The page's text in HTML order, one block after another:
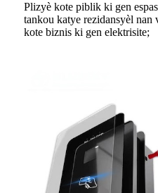
Plizyè kote piblik ki gen
tankou katye rezidansyèl
kote biznis ki gen elektrisite;